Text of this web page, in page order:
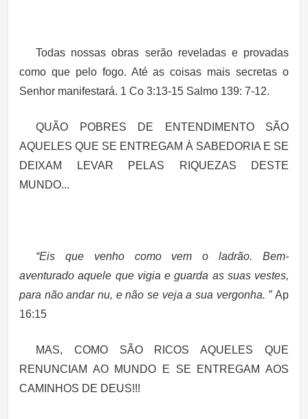
Todas nossas obras serão reveladas e provadas
como que pelo fogo. Até as coisas mais secretas o
Senhor manifestará. 1 Co 3:13-15 Salmo 139: 7-12.
QUÃO POBRES DE ENTENDIMENTO SÃO
AQUELES QUE SE ENTREGAM À SABEDORIA E SE
DEIXAM LEVAR PELAS RIQUEZAS DESTE
MUNDO...
“Eis que venho como vem o ladrão. Bem-
aventurado aquele que vigia e guarda as suas vestes,
para não andar nu, e não se veja a sua vergonha. ”Ap
16:15
MAS, COMO SÃO RICOS AQUELES QUE
RENUNCIAM AO MUNDO E SE ENTREGAM AOS
CAMINHOS DE DEUS!!!